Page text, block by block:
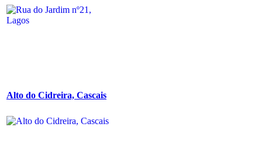
Alto do Cidreira, Cascais